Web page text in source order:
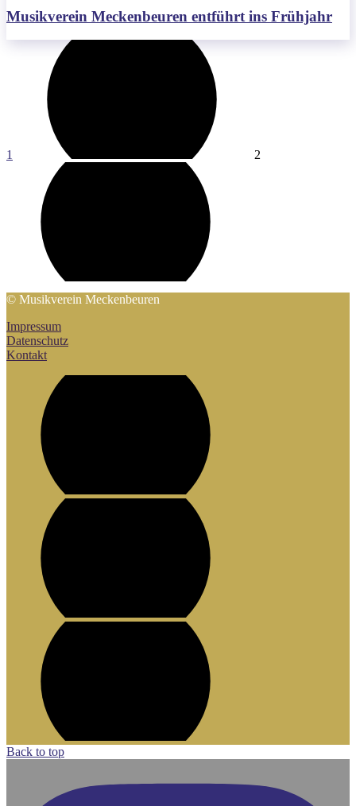
Musikverein Meckenbeuren entführt ins Frühjahr
Seitennummerierung
der
Beiträge
1 2
© Musikverein Meckenbeuren
Impressum
Datenschutz
Kontakt
Back to top